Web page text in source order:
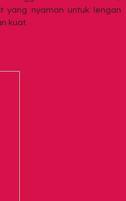
yang nyaman untuk lengan
kuat.